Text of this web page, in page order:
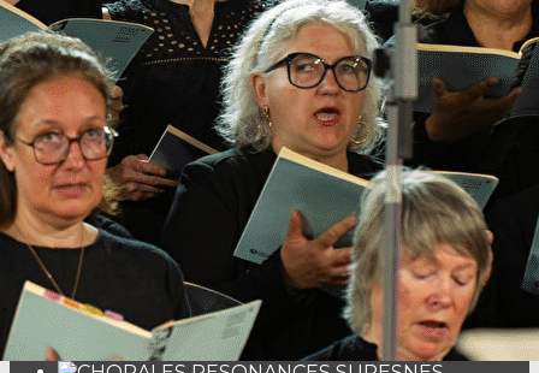
Exporter les lignes sélectionnées
Exporter toutes les colonnes
Exporter uniquement les colonnes affichées
Menu
<
>
Les concerts
Billeterie Haydn Galuppi Mozart
Ajoutez un logo, un bouton, des réseaux sociaux
Cliquez pour éditer